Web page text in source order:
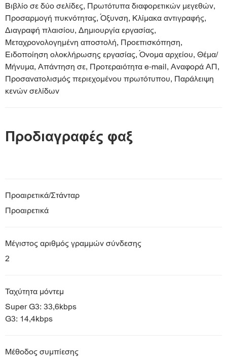
Βιβλίο σε δύο σελίδες, Πρωτότυπα διαφορετικών μεγεθών,
Προσαρμογή πυκνότητας, Όξυνση, Κλίμακα αντιγραφής,
Διαγραφή πλαισίου, Δημιουργία εργασίας,
Μεταχρονολογημένη αποστολή, Προεπισκόπηση,
Ειδοποίηση ολοκλήρωσης εργασίας, Όνομα αρχείου, Θέμα/
Μήνυμα, Απάντηση σε, Προτεραιότητα e-mail, Αναφορά ΑΠ,
Προσανατολισμός περιεχομένου πρωτότυπου, Παράλειψη
κενών σελίδων
Προδιαγραφές φαξ
Προαιρετικά/Στάνταρ
Προαιρετικά
Μέγιστος αριθμός γραμμών σύνδεσης
2
Ταχύτητα μόντεμ
Super G3: 33,6kbps
G3: 14,4kbps
Μέθοδος συμπίεσης